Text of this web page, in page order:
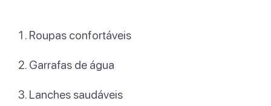
Roupas confortáveis
Garrafas de água
Lanches saudáveis